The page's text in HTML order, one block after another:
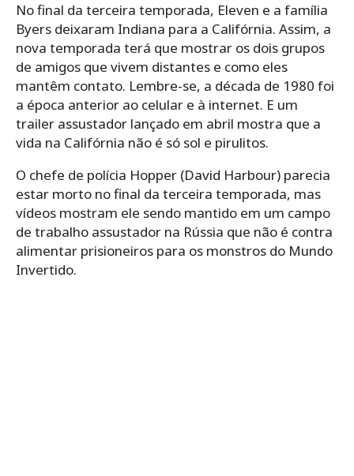
No final da terceira temporada, Eleven e a família
Byers deixaram Indiana para a Califórnia. Assim, a
nova temporada terá que mostrar os dois grupos
de amigos que vivem distantes e como eles
mantêm contato. Lembre-se, a década de 1980 foi
a época anterior ao celular e à internet. E um
trailer assustador lançado em abril mostra que a
vida na Califórnia não é só sol e pirulitos.
O chefe de polícia Hopper (David Harbour) parecia
estar morto no final da terceira temporada, mas
vídeos mostram ele sendo mantido em um campo
de trabalho assustador na Rússia que não é contra
alimentar prisioneiros para os monstros do Mundo
Invertido.